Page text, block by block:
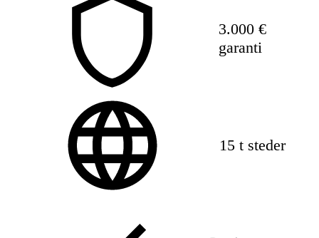
3.000 €
garanti
15 t steder